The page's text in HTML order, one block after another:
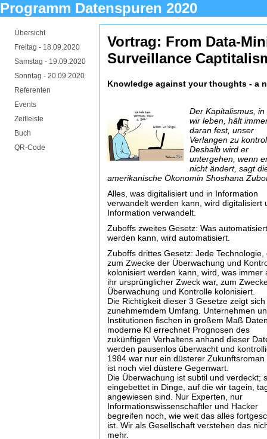
Programm Datenspuren 2020
Übersicht
Freitag - 18.09.2020
Samstag - 19.09.2020
Sonntag - 20.09.2020
Referenten
Events
Zeitleiste
Buch
QR-Code
Vortrag: From Data-
Surveillance
Knowledge against your thoughts - a
Der Kapitalismus, in
wir leben, hält
daran fest, unser
Verlangen zu
Deshalb wird er
untergehen, wenn
nicht ändert, sagt
amerikanische Ökonomin Shoshana
Alles, was digitalisiert und in Information
verwandelt werden kann, wird digitalisiert
Information verwandelt.
Zuboffs zweites Gesetz: Was
werden kann, wird automatisiert.
Zuboffs drittes Gesetz: Jede Technologie,
zum Zwecke der Überwachung und
kolonisiert werden kann, wird, was immer
ihr ursprünglicher Zweck war, zum
Überwachung und Kontrolle kolonisiert.
Die Richtigkeit dieser 3 Gesetze zeigt
zunehmemdem Umfang. Unternehmen
Institutionen fischen in großem Maß
moderne KI errechnet Prognosen des
zukünftigen Verhaltens anhand dieser
werden pausenlos überwacht und
1984 war nur ein düsterer Zukunftsroman
ist noch viel düstere Gegenwart.
Die Überwachung ist subtil und verdeckt;
eingebettet in Dinge, auf die wir tagein,
angewiesen sind. Nur Experten, nur
Informationswissenschaftler und Hacker
begreifen noch, wie weit das alles
ist. Wir als Gesellschaft verstehen das
mehr.